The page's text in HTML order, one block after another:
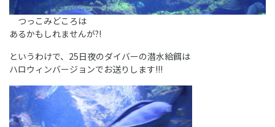
つっこみどころは
あるかもしれませんが?!
というわけで、25日夜のダイバーの潜水給餌は
ハロウィンバージョンでお送りします!!!